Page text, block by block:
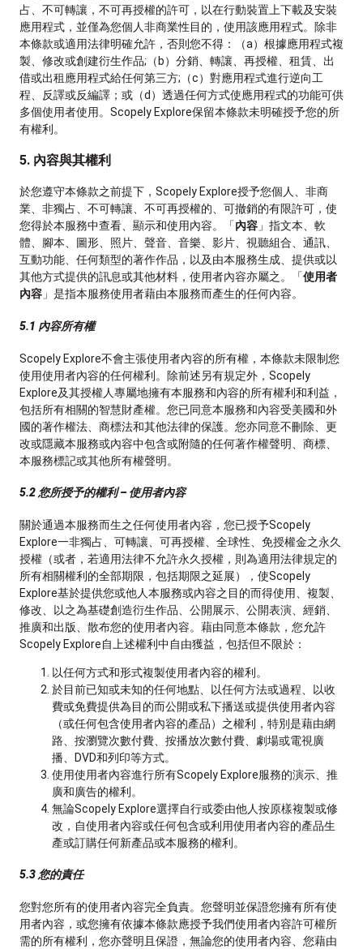
占、不可轉讓，不可再授權的許可，以在行動裝置上下載及安裝
應用程式，並僅為您個人非商業性目的，使用該應用程式。除非
本條款或適用法律明確允許，否則您不得：（a）根據應用程式複
製、修改或創建衍生作品;（b）分銷、轉讓、再授權、租賃、出
借或出租應用程式給任何第三方;（c）對應用程式進行逆向工
程、反譯或反編譯；或（d）透過任何方式使應用程式的功能可供
多個使用者使用。Scopely Explore保留本條款未明確授予您的所
有權利。
5. 內容與其權利
於您遵守本條款之前提下，Scopely Explore授予您個人、非商
業、非獨占、不可轉讓、不可再授權的、可撤銷的有限許可，使
您得於本服務中查看、顯示和使用內容。「內容 」指文本、軟
體、腳本、圖形、照片、聲音、音樂、影片、視聽組合、通訊、
互動功能、任何類型的著作作品，以及由本服務生成、提供或以
其他方式提供的訊息或其他材料，使用者內容亦屬之。「使用者
內容 」是指本服務使用者藉由本服務而產生的任何內容。
5.1 內容所有權
Scopely Explore不會主張使用者內容的所有權，本條款未限制您
使用使用者內容的任何權利。除前述另有規定外，Scopely
Explore及其授權人專屬地擁有本服務和內容的所有權利和利益，
包括所有相關的智慧財產權。您已同意本服務和內容受美國和外
國的著作權法、商標法和其他法律的保護。您亦同意不刪除、更
改或隱藏本服務或內容中包含或附隨的任何著作權聲明、商標、
本服務標記或其他所有權聲明。
5.2 您所授予的權利 – 使用者內容
關於通過本服務而生之任何使用者內容，您已授予Scopely
Explore一非獨占、可轉讓、可再授權、全球性、免授權金之永久
授權（或者，若適用法律不允許永久授權，則為適用法律規定的
所有相關權利的全部期限，包括期限之延展），使Scopely
Explore基於提供您或他人本服務或內容之目的而得使用、複製、
修改、以之為基礎創造衍生作品、公開展示、公開表演、經銷、
推廣和出版、散布您的使用者內容。藉由同意本條款，您允許
Scopely Explore自上述權利中自由獲益，包括但不限於：
以任何方式和形式複製使用者內容的權利。
於目前已知或未知的任何地點、以任何方法或過程、以收
費或免費提供為目的而公開或私下播送或提供使用者內容
（或任何包含使用者內容的產品）之權利，特別是藉由網
路、按瀏覽次數付費、按播放次數付費、劇場或電視廣
播、DVD和列印等方式。
使用使用者內容進行所有Scopely Explore服務的演示、推
廣和廣告的權利。
無論Scopely Explore選擇自行或委由他人按原樣複製或修
改，自使用者內容或任何包含或利用使用者內容的產品生
產或訂購任何新產品或本服務的權利。
5.3 您的責任
您對您所有的使用者內容完全負責。您聲明並保證您擁有所有使
用者內容，或您擁有依據本條款應授予我們使用者內容許可權所
需的所有權利，您亦聲明且保證，無論您的使用者內容、您藉由